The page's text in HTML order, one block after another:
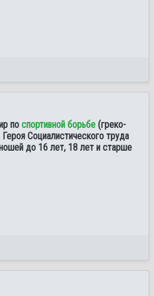
по спортивной борьбе (греко-
Социалистического труда
до 16 лет, 18 лет и старше